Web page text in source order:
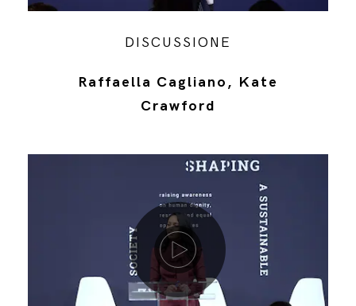
DISCUSSIONE
Raffaella Cagliano, Kate
Crawford
Riproduci video